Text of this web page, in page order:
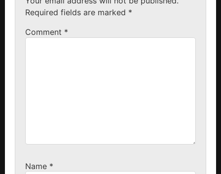
Required fields are marked *
Comment *
Name *